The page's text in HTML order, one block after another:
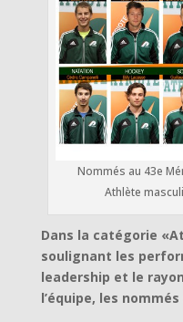
Nommés au 43e
Athlète
Dans la catégorie
soulignant les
leadership et le
l’équipe, les